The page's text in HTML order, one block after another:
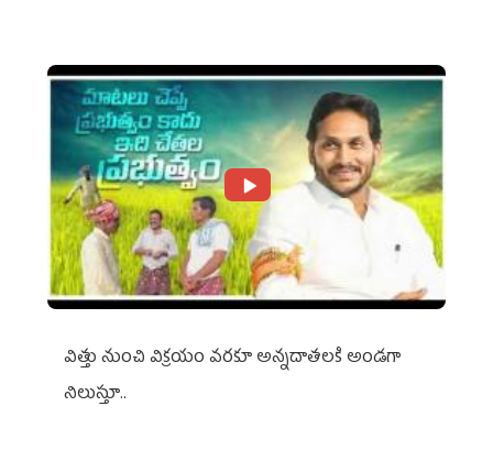
విత్తు నుంచి విక్రయం వరకూ అన్నదాతలకి అండగా
నిలుస్తూ..